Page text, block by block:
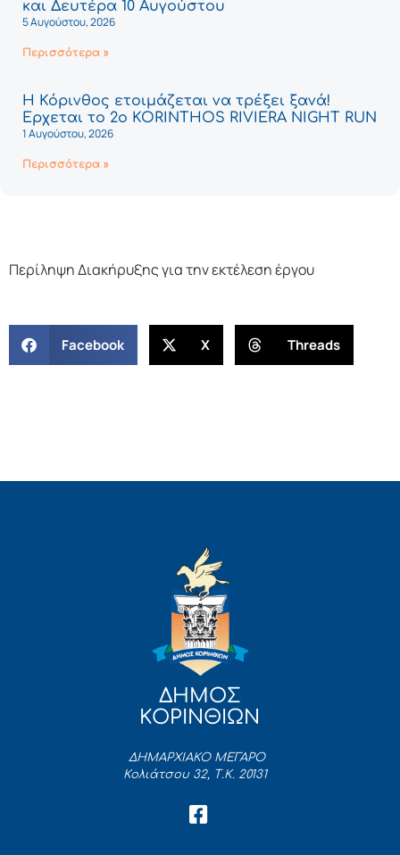
και Δευτέρα 10 Αυγούστου
5 Αυγούστου, 2026
Περισσότερα »
Η Κόρινθος ετοιμάζεται να τρέξει ξανά!
Έρχεται το 2ο KORINTHOS RIVIERA NIGHT RUN
1 Αυγούστου, 2026
Περισσότερα »
Περίληψη Διακήρυξης για την εκτέλεση έργου
Facebook X Threads
ΔΗΜΟΣ
ΚΟΡΙΝΘΙΩΝ
ΔΗΜΑΡΧΙΑΚΟ ΜΕΓΑΡΟ
Κολιάτσου 32, Τ.Κ. 20131